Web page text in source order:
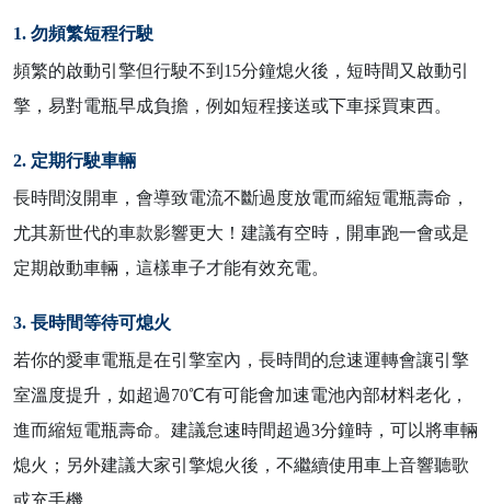
1. 勿頻繁短程行駛
頻繁的啟動引擎但行駛不到15分鐘熄火後，短時間又啟動引
擎，易對電瓶早成負擔，例如短程接送或下車採買東西。
2. 定期行駛車輛
長時間沒開車，會導致電流不斷過度放電而縮短電瓶壽命，
尤其新世代的車款影響更大！建議有空時，開車跑一會或是
定期啟動車輛，這樣車子才能有效充電。
3. 長時間等待可熄火
若你的愛車電瓶是在引擎室內，長時間的怠速運轉會讓引擎
室溫度提升，如超過70℃有可能會加速電池內部材料老化，
進而縮短電瓶壽命。建議怠速時間超過3分鐘時，可以將車輛
熄火；另外建議大家引擎熄火後，不繼續使用車上音響聽歌
或充手機。